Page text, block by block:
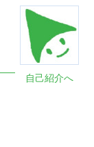
自己紹介へ